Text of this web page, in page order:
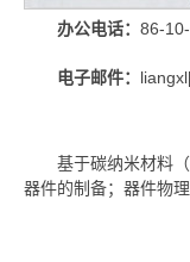
办公电话： 86-
电子邮件：
基于碳纳米材料
器件的制备；器件物